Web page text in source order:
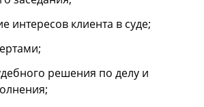
интересов клиента в суде;
решения по делу и